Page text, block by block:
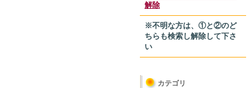
解除
※不明な方は、①と②のど
ちらも検索し解除して下さ
い
カテゴリ